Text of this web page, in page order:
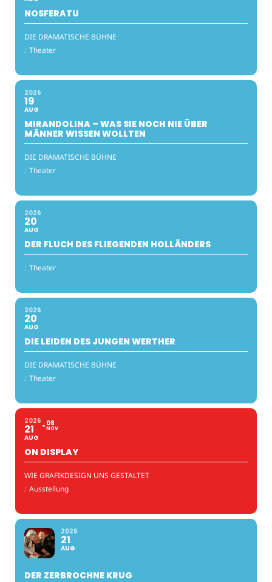
NOSFERATU
DIE DRAMATISCHE BÜHNE
: Theater
2026
19
AUG
MIRANDOLINA – WAS SIE NOCH NIE ÜBER
MÄNNER WISSEN WOLLTEN
DIE DRAMATISCHE BÜHNE
: Theater
2026
20
AUG
DER FLUCH DES FLIEGENDEN HOLLÄNDERS
: Theater
2026
20
AUG
DIE LEIDEN DES JUNGEN WERTHER
DIE DRAMATISCHE BÜHNE
: Theater
2026
21
AUG
08
NOV
ON DISPLAY
WIE GRAFIKDESIGN UNS GESTALTET
: Ausstellung
2026
21
AUG
DER ZERBROCHNE KRUG